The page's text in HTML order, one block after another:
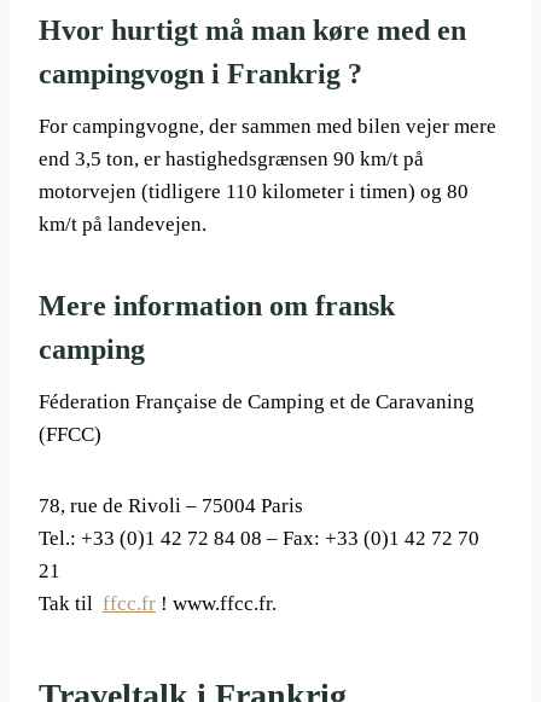
Hvor hurtigt må man køre med en
campingvogn i Frankrig ?
For campingvogne, der sammen med bilen vejer mere
end 3,5 ton, er hastighedsgrænsen 90 km/t på
motorvejen (tidligere 110 kilometer i timen) og 80
km/t på landevejen.
Mere information om fransk
camping
Féderation Française de Camping et de Caravaning
(FFCC)
78, rue de Rivoli – 75004 Paris
Tel.: +33 (0)1 42 72 84 08 – Fax: +33 (0)1 42 72 70
21
Tak til ffcc.fr ! www.ffcc.fr.